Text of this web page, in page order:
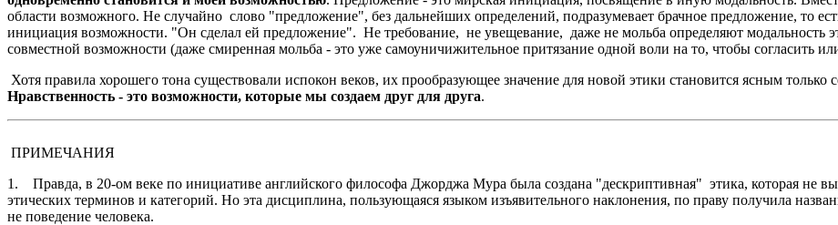
области возможного. Не случайно слово "предложение", без дальнейших определений, подразумевает брачное предложение, то
инициация возможности. "Он сделал ей предложение". Не требование, не увещевание, даже не мольба определяют модальность
совместной возможности (даже смиренная мольба - это уже самоуничижительное притязание одной воли на то, чтобы согласить
Хотя правила хорошего тона существовали испокон веков, их прообразующее значение для новой этики становится ясным только
Нравственность - это возможности, которые мы создаем друг для друга.
ПРИМЕЧАНИЯ
1. Правда, в 20-ом веке по инициативе английского философа Джорджа Мура была создана "дескриптивная" этика, которая не
этических терминов и категорий. Но эта дисциплина, пользующаяся языком изъявительного наклонения, по праву получила
не поведение человека.